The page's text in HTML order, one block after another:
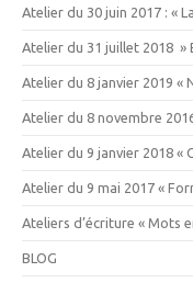
Atelier du 30 juin 2017 : «
Atelier du 31 juillet 2018 »
Atelier du 8 janvier 2019 «
Atelier du 8 novembre
Atelier du 9 janvier 2018 «
Atelier du 9 mai 2017 «
Ateliers d’écriture « Mots
BLOG